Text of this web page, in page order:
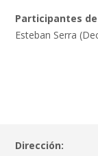
Participantes
Esteban Serra
Dirección: